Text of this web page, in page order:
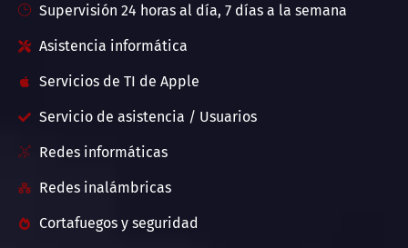
Supervisión 24 horas al día, 7 días a la semana
Asistencia informática
Servicios de TI de Apple
Servicio de asistencia / Usuarios
Redes informáticas
Redes inalámbricas
Cortafuegos y seguridad